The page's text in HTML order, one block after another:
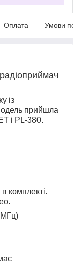
Оплата Умови
із
прийшла
і PL-380.
комплекті.
МГц)